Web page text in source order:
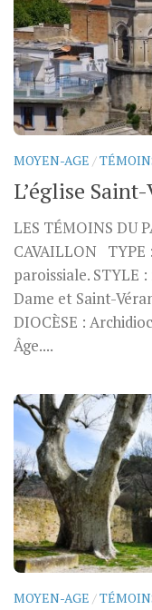
MOYEN-AGE /
L’église
LES TÉMOINS DU
CAVAILLON TYPE
paroissiale. STYLE
Dame et Saint-
DIOCÈSE :
Âge....
MOYEN-AGE /